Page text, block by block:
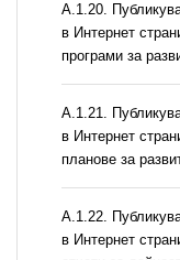
А.1.20.
в Интернет
програми за
А.1.21.
в Интернет
планове за
А.1.22.
в Интернет